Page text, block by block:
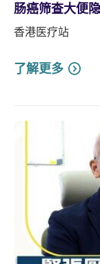
肠癌筛查大便
香港医疗站
了解更多